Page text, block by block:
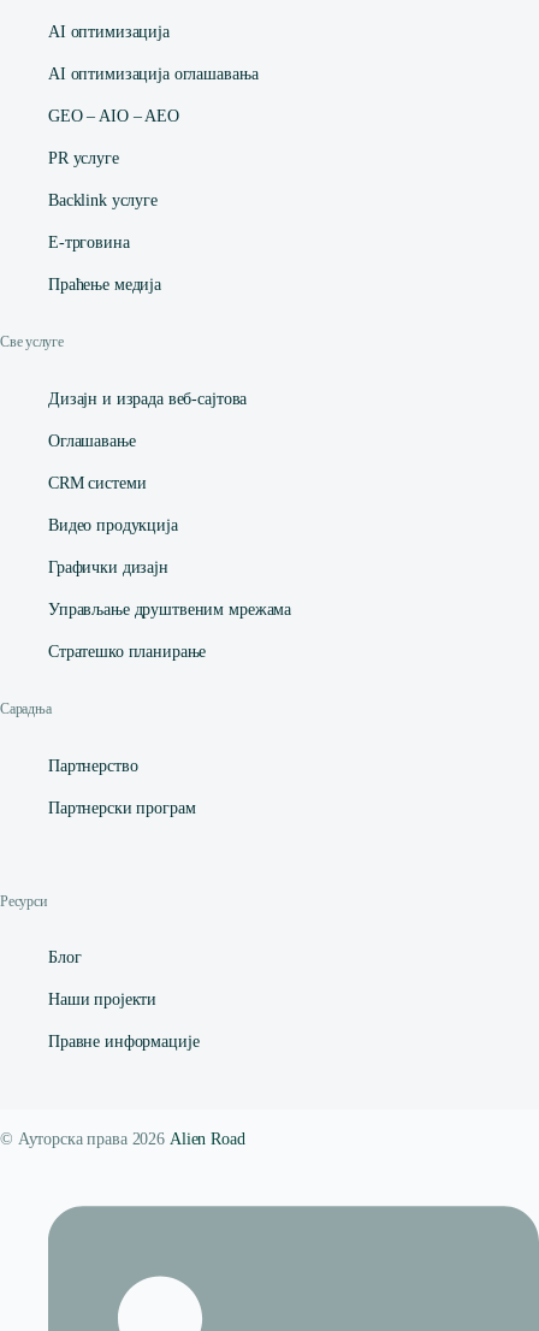
AI оптимизација
AI оптимизација оглашавања
GEO – AIO – AEO
PR услуге
Backlink услуге
Е-трговина
Праћење медија
Све услуге
Дизајн и израда веб-сајтова
Оглашавање
CRM системи
Видео продукција
Графички дизајн
Управљање друштвеним мрежама
Стратешко планирање
Сарадња
Партнерство
Партнерски програм
Ресурси
Блог
Наши пројекти
Правне информације
© Ауторска права 2026 Alien Road